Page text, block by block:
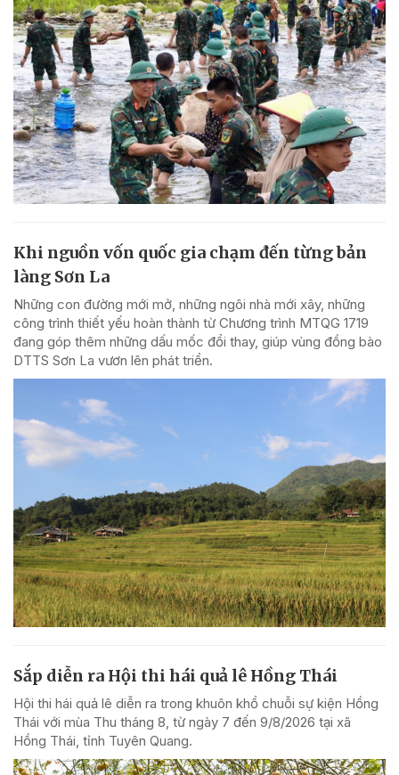
Khi nguồn vốn quốc gia chạm đến từng bản
làng Sơn La
Những con đường mới mở, những ngôi nhà mới xây, những
công trình thiết yếu hoàn thành từ Chương trình MTQG 1719
đang góp thêm những dấu mốc đổi thay, giúp vùng đồng bào
DTTS Sơn La vươn lên phát triển.
Sắp diễn ra Hội thi hái quả lê Hồng Thái
Hội thi hái quả lê diễn ra trong khuôn khổ chuỗi sự kiện Hồng
Thái với mùa Thu tháng 8, từ ngày 7 đến 9/8/2026 tại xã
Hồng Thái, tỉnh Tuyên Quang.